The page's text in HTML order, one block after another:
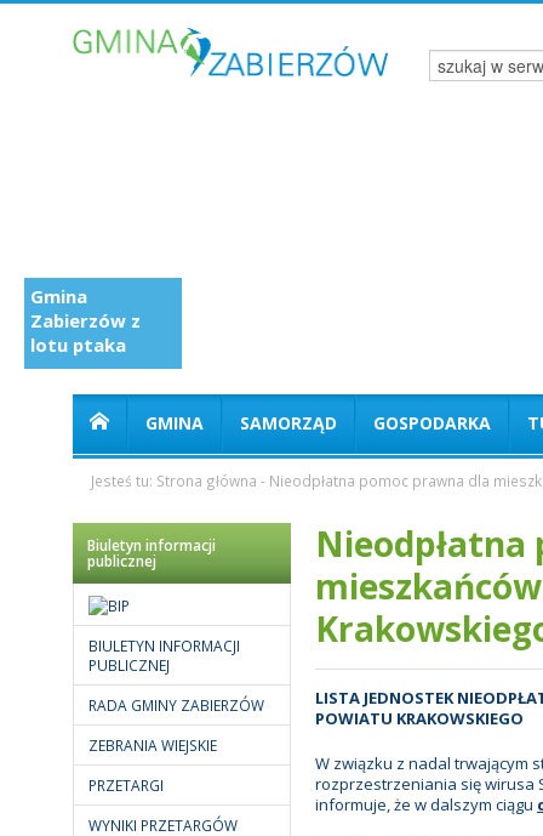
Gmina
Zabierzów z
lotu ptaka
GMINA SAMORZĄD GOSPODARKA
Jesteś tu: Strona główna - Nieodpłatna pomoc prawna dla
Biuletyn informacji
publicznej
BIULETYN INFORMACJI
PUBLICZNEJ
RADA GMINY ZABIERZÓW
ZEBRANIA WIEJSKIE
PRZETARGI
WYNIKI PRZETARGÓW
LISTA JEDNOSTEK
POWIATU KRAKOWSKIEGO
W związku z nadal trwającym
rozprzestrzeniania się wirusa
informuje, że w dalszym ciągu